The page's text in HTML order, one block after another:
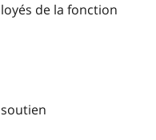
de la fonction